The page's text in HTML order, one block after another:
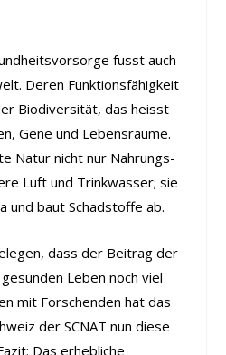
fusst auch
Deren Funktionsfähigkeit
Biodiversität, das heisst
Gene und Lebensräume.
Natur nicht nur Nahrungs-
Luft und Trinkwasser; sie
und baut Schadstoffe ab.
dass der Beitrag der
Leben noch viel
mit Forschenden hat das
der SCNAT nun diese
Das erhebliche